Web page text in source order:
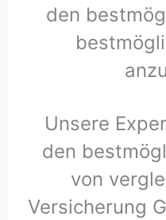
den
Unsere
den
von
Versicherung